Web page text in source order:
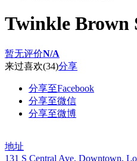
Twinkle Brown
暂无评价N/A
来过喜欢(34)分享
分享至Facebook
分享至微信
分享至微博
地址
131 S Central Ave, Downtown,